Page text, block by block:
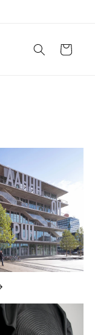
Warenkorb